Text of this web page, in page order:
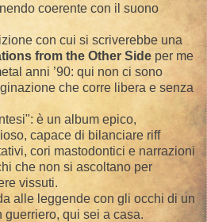
coerente con il suono
con cui si scriverebbe una
from the Other Side per me
anni ’90: qui non ci sono
che corre libera e senza
è un album epico,
capace di bilanciare riff
cori mastodontici e narrazioni
che non si ascoltano per
vissuti.
alle leggende con gli occhi di un
guerriero, qui sei a casa.